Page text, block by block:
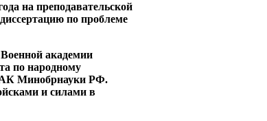
на преподавательской
по проблеме
Военной академии
по народному
Минобрнауки РФ.
и силами в